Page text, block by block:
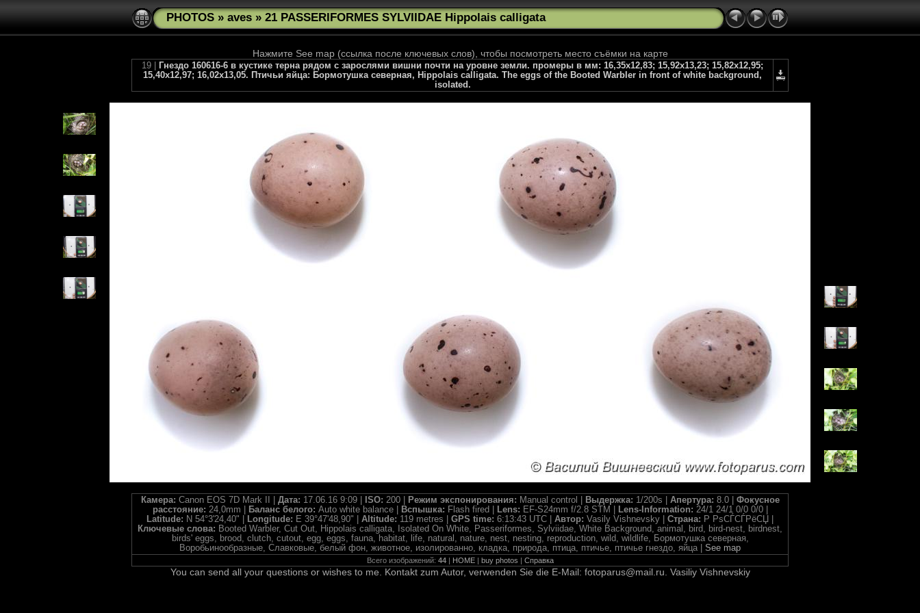
PHOTOS » aves » 21 PASSERIFORMES SYLVIIDAE Hippolais calligata
Нажмите See map (ссылка после ключевых слов), чтобы посмотреть место съёмки на карте
19 |
Гнездо 160616-6 в кустике терна рядом с зарослями вишни почти на уровне земли. промеры в мм: 16,35х12,83; 15,92х13,23; 15,82х12,95;
15,40х12,97; 16,02х13,05. Птичьи яйца: Бормотушка северная, Hippolais calligata. The eggs of the Booted Warbler in front of white background,
isolated.
Камера: Canon EOS 7D Mark II | Дата: 17.06.16 9:09 | ISO: 200 | Режим экспонирования: Manual control | Выдержка: 1/200s | Апертура: 8.0 | Фокусное
расстояние: 24,0mm | Баланс белого: Auto white balance | Вспышка: Flash fired | Lens: EF-S24mm f/2.8 STM | Lens-Information: 24/1 24/1 0/0 0/0 |
Latitude: N 54°3'24,40" | Longitude: E 39°47'48,90" | Altitude: 119 metres | GPS time: 6:13:43 UTC | Автор: Vasily Vishnevsky | Страна: Р РѕСЃСЃРёСЏ |
Ключевые слова: Booted Warbler, Cut Out, Hippolais calligata, Isolated On White, Passeriformes, Sylviidae, White Background, animal, bird, bird-nest, birdnest,
birds' eggs, brood, clutch, cutout, egg, eggs, fauna, habitat, life, natural, nature, nest, nesting, reproduction, wild, wildlife, Бормотушка северная,
Воробьинообразные, Славковые, белый фон, животное, изолированно, кладка, природа, птица, птичье, птичье гнездо, яйца | See map
Всего изображений: 44| HOME| buy photos | Справка
You can send all your questions or wishes to me. Kontakt zum Autor, verwenden Sie die E-Mail: fotoparus@mail.ru. Vasiliy Vishnevskiy